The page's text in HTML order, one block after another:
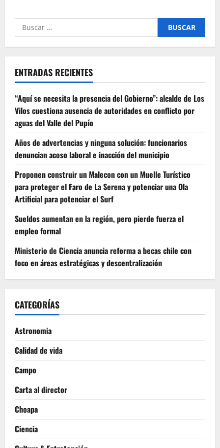
Buscar
por:
ENTRADAS RECIENTES
“Aquí se necesita la presencia del Gobierno”: alcalde de Los
Vilos cuestiona ausencia de autoridades en conflicto por
aguas del Valle del Pupío
Años de advertencias y ninguna solución: funcionarios
denuncian acoso laboral e inacción del municipio
Proponen construir un Malecon con un Muelle Turístico
para proteger el Faro de La Serena y potenciar una Ola
Artificial para potenciar el Surf
Sueldos aumentan en la región, pero pierde fuerza el
empleo formal
Ministerio de Ciencia anuncia reforma a becas chile con
foco en áreas estratégicas y descentralización
CATEGORÍAS
Astronomia
Calidad de vida
Campo
Carta al director
Choapa
Ciencia